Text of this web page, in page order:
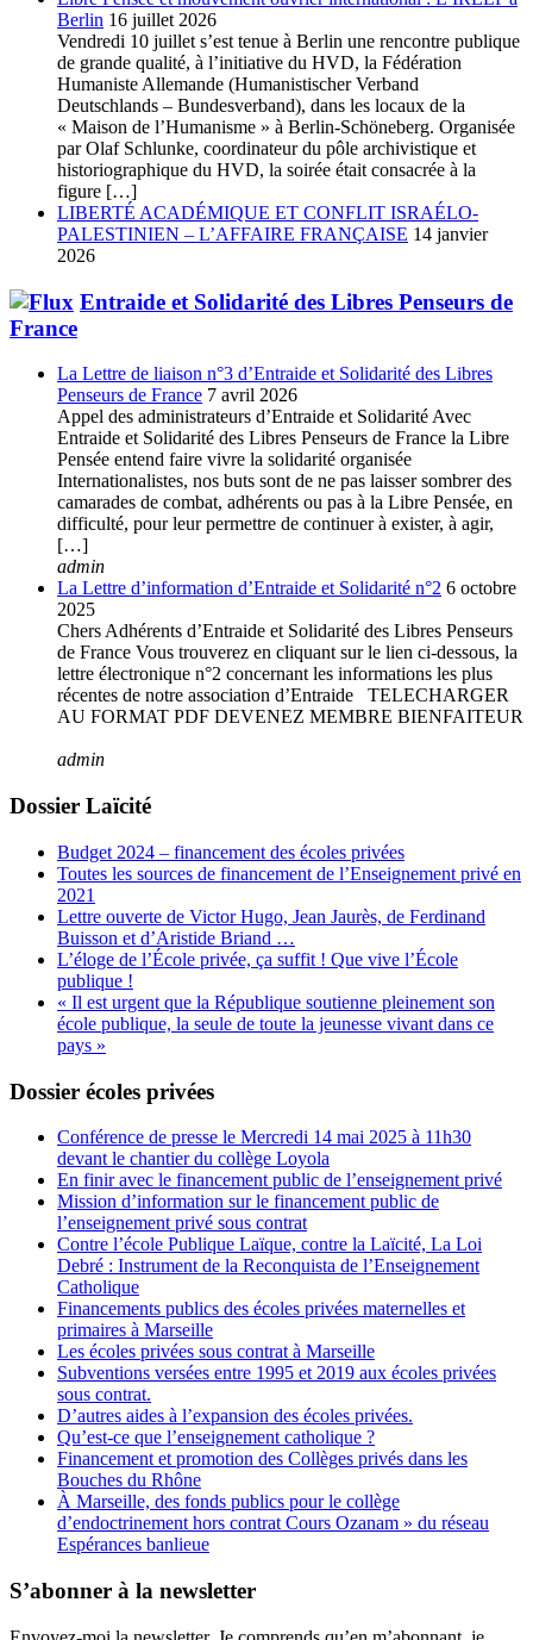
Berlin 16 juillet 2026
Vendredi 10 juillet s’est tenue à Berlin une rencontre publique
de grande qualité, à l’initiative du HVD, la Fédération
Humaniste Allemande (Humanistischer Verband
Deutschlands – Bundesverband), dans les locaux de la
« Maison de l’Humanisme » à Berlin-Schöneberg. Organisée
par Olaf Schlunke, coordinateur du pôle archivistique et
historiographique du HVD, la soirée était consacrée à la
figure […]
LIBERTÉ ACADÉMIQUE ET CONFLIT ISRAÉLO-
PALESTINIEN – L’AFFAIRE FRANÇAISE 14 janvier
2026
Entraide et Solidarité des Libres Penseurs de
France
La Lettre de liaison n°3 d’Entraide et Solidarité des Libres
Penseurs de France 7 avril 2026
Appel des administrateurs d’Entraide et Solidarité Avec
Entraide et Solidarité des Libres Penseurs de France la Libre
Pensée entend faire vivre la solidarité organisée
Internationalistes, nos buts sont de ne pas laisser sombrer des
camarades de combat, adhérents ou pas à la Libre Pensée, en
difficulté, pour leur permettre de continuer à exister, à agir,
[…]
admin
La Lettre d’information d’Entraide et Solidarité n°2 6 octobre
2025
Chers Adhérents d’Entraide et Solidarité des Libres Penseurs
de France Vous trouverez en cliquant sur le lien ci-dessous, la
lettre électronique n°2 concernant les informations les plus
récentes de notre association d’Entraide TELECHARGER
AU FORMAT PDF DEVENEZ MEMBRE BIENFAITEUR
admin
Dossier Laïcité
Budget 2024 – financement des écoles privées
Toutes les sources de financement de l’Enseignement privé en
2021
Lettre ouverte de Victor Hugo, Jean Jaurès, de Ferdinand
Buisson et d’Aristide Briand …
L’éloge de l’École privée, ça suffit ! Que vive l’École
publique !
« Il est urgent que la République soutienne pleinement son
école publique, la seule de toute la jeunesse vivant dans ce
pays »
Dossier écoles privées
Conférence de presse le Mercredi 14 mai 2025 à 11h30
devant le chantier du collège Loyola
En finir avec le financement public de l’enseignement privé
Mission d’information sur le financement public de
l’enseignement privé sous contrat
Contre l’école Publique Laïque, contre la Laïcité, La Loi
Debré : Instrument de la Reconquista de l’Enseignement
Catholique
Financements publics des écoles privées maternelles et
primaires à Marseille
Les écoles privées sous contrat à Marseille
Subventions versées entre 1995 et 2019 aux écoles privées
sous contrat.
D’autres aides à l’expansion des écoles privées.
Qu’est-ce que l’enseignement catholique ?
Financement et promotion des Collèges privés dans les
Bouches du Rhône
À Marseille, des fonds publics pour le collège
d’endoctrinement hors contrat Cours Ozanam » du réseau
Espérances banlieue
S’abonner à la newsletter